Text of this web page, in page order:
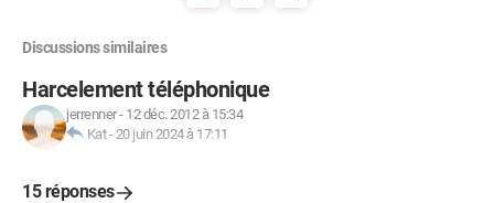
Discussions similaires
Harcelement téléphonique
jerrenner- 12 déc. 2012 à 15:34
Kat-20 juin 2024 à 17:11
15 réponses